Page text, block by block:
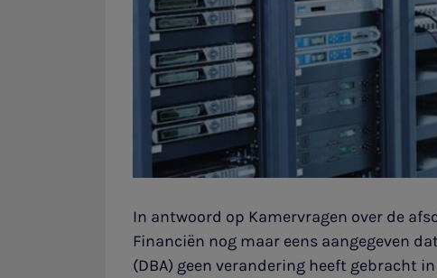
In antwoord op Kamervragen over de
Financiën nog maar eens aangegeven
(DBA) geen verandering heeft gebracht